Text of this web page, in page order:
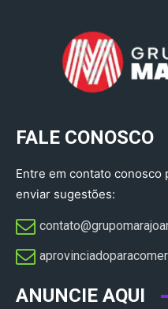
FALE CONOSCO
Entre em contato conosco
enviar sugestões:
ANUNCIE AQUI